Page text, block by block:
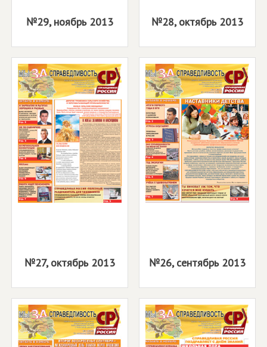
№29, ноябрь 2013 №28, октябрь 2013
№27, октябрь 2013 №26, сентябрь 2013